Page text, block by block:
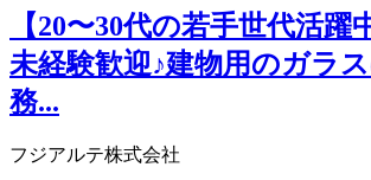
【20〜30代の若手世代活躍
未経験歓迎♪建物用のガラ
務...
フジアルテ株式会社